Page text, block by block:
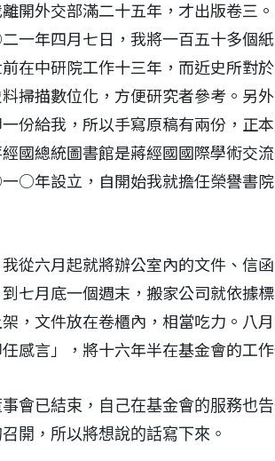
開外交部滿二十五年，才出版卷三
一年四月七日，我將一百五十多個
在中研院工作十三年，而近史所對
掃描數位化，方便研究者參考。另
份給我，所以手寫原稿有兩份，正
國總統圖書館是蔣經國國際學術交
○年設立，自開始我就擔任榮譽書
從六月起就將辦公室內的文件、信
七月底一個週末，搬家公司就依據
，文件放在卷櫃內，相當吃力。八
感言」，將十六年半在基金會的工
會已結束，自己在基金會的服務也
開，所以將想說的話寫下來。